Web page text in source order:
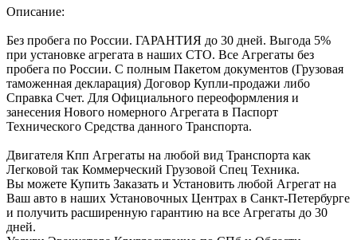
Описание:
Без пробега по России. ГАРАНТИЯ до 30 дней. Выгода 5%
при установке агрегата в наших СТО. Все Агрегаты без
пробега по России. С полным Пакетом документов (Грузовая
таможенная декларация) Договор Купли-продажи либо
Справка Счет. Для Официального переоформления и
занесения Нового номерного Агрегата в Паспорт
Технического Средства данного Транспорта.
Двигателя Кпп Агрегаты на любой вид Транспорта как
Легковой так Коммерческий Грузовой Спец Техника.
Вы можете Купить Заказать и Установить любой Агрегат на
Ваш авто в наших Установочных Центрах в Санкт-Петербурге
и получить расширенную гарантию на все Агрегаты до 30
дней.